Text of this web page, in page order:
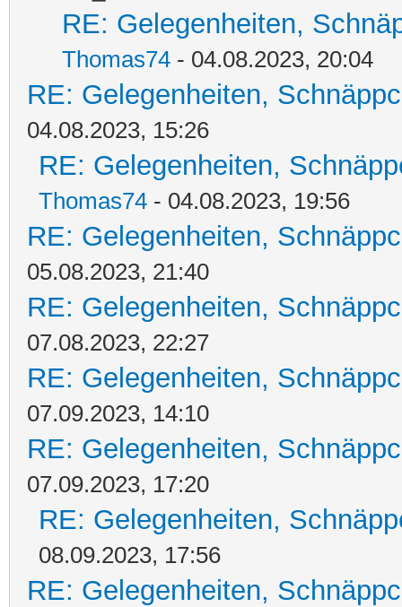
RE: Gelegenheiten,
Thomas74 - 04.08.2023, 20:04
RE: Gelegenheiten,
04.08.2023, 15:26
RE: Gelegenheiten,
Thomas74 - 04.08.2023, 19:56
RE: Gelegenheiten,
05.08.2023, 21:40
RE: Gelegenheiten,
07.08.2023, 22:27
RE: Gelegenheiten,
07.09.2023, 14:10
RE: Gelegenheiten,
07.09.2023, 17:20
RE: Gelegenheiten,
08.09.2023, 17:56
RE: Gelegenheiten,